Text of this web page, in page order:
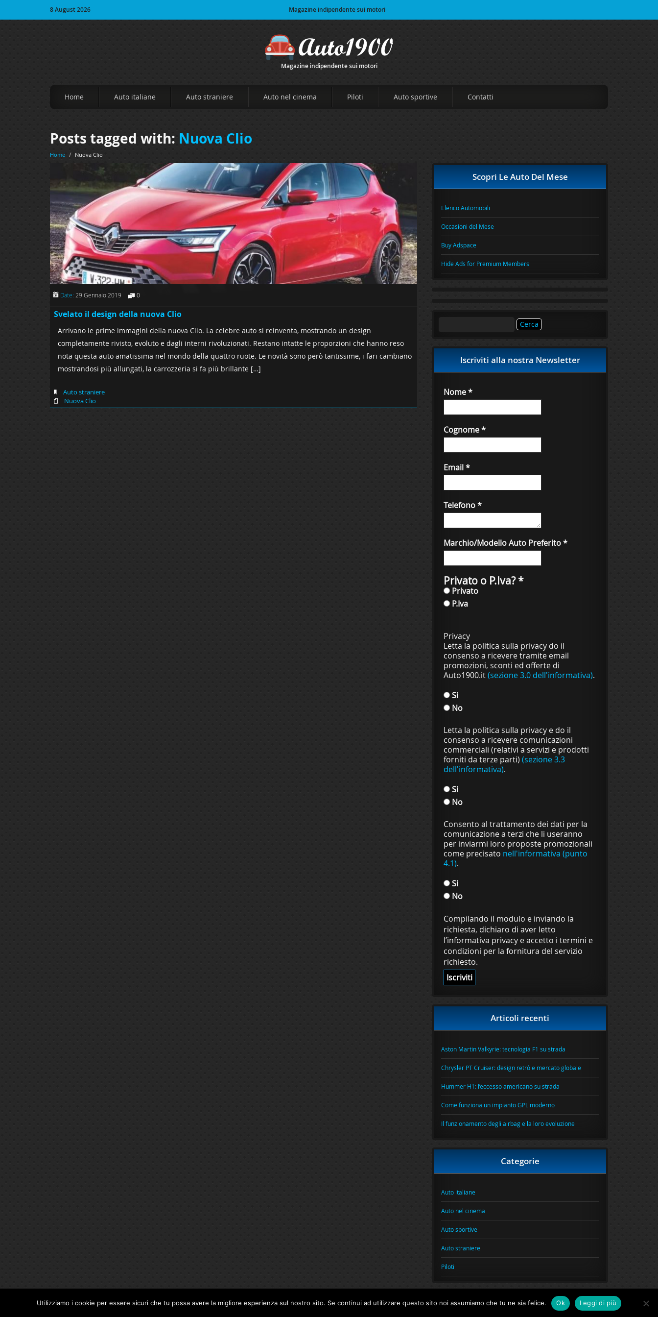
8 August 2026 Magazine indipendente sui motori
Magazine indipendente sui motori
Home Auto italiane Auto straniere Auto nel cinema Piloti Auto sportive Contatti
Posts tagged with: Nuova Clio
Home / Nuova Clio
Date: 29 Gennaio 2019 0
Svelato il design della nuova Clio
Arrivano le prime immagini della nuova Clio. La celebre auto si reinventa, mostrando un design
completamente rivisto, evoluto e dagli interni rivoluzionati. Restano intatte le proporzioni che hanno reso
nota questa auto amatissima nel mondo della quattro ruote. Le novità sono però tantissime, i fari cambiano
mostrandosi più allungati, la carrozzeria si fa più brillante […]
Auto straniere
Nuova Clio
Scopri Le Auto Del Mese
Elenco Automobili
Occasioni del Mese
Buy Adspace
Hide Ads for Premium Members
Iscriviti alla nostra Newsletter
Nome*
Cognome*
Email*
Telefono*
Marchio/Modello Auto Preferito*
Privato o P.Iva?*
Privato
P.Iva
Privacy
Letta la politica sulla privacy do il
consenso a ricevere tramite email
promozioni, sconti ed offerte di
Auto1900.it(sezione 3.0 dell'informativa).
Si
No
Letta la politica sulla privacy e do il
consenso a ricevere comunicazioni
commerciali (relativi a servizi e prodotti
forniti da terze parti) (sezione 3.3
dell'informativa).
Si
No
Consento al trattamento dei dati per la
comunicazione a terzi che li useranno
per inviarmi loro proposte promozionali
come precisato nell'informativa (punto
4.1).
Si
No
Compilando il modulo e inviando la
richiesta, dichiaro di aver letto
l’informativa privacy e accetto i termini e
condizioni per la fornitura del servizio
richiesto.
Articoli recenti
Aston Martin Valkyrie: tecnologia F1 su strada
Chrysler PT Cruiser: design retrò e mercato globale
Hummer H1: l’eccesso americano su strada
Come funziona un impianto GPL moderno
Il funzionamento degli airbag e la loro evoluzione
Categorie
Auto italiane
Auto nel cinema
Auto sportive
Auto straniere
Piloti
|
Utilizziamo i cookie per essere sicuri che tu possa avere la migliore esperienza sul nostro sito. Se continui ad utilizzare questo sito noi assumiamo che tu ne sia felice. Ok Leggi di più